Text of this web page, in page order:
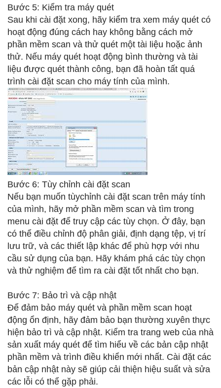
Bước 5: Kiểm tra máy quét
Sau khi cài đặt xong, hãy kiểm tra xem máy quét có
hoạt động đúng cách hay không bằng cách mở
phần mềm scan và thử quét một tài liệu hoặc ảnh
thử. Nếu máy quét hoạt động bình thường và tài
liệu được quét thành công, bạn đã hoàn tất quá
trình cài đặt scan cho máy tính của mình.
Bước 6: Tùy chỉnh cài đặt scan
Nếu bạn muốn tùychỉnh cài đặt scan trên máy tính
của mình, hãy mở phần mềm scan và tìm trong
menu cài đặt để truy cập các tùy chọn. Ở đây, bạn
có thể điều chỉnh độ phân giải, định dạng tệp, vị trí
lưu trữ, và các thiết lập khác để phù hợp với nhu
cầu sử dụng của bạn. Hãy khám phá các tùy chọn
và thử nghiệm để tìm ra cài đặt tốt nhất cho bạn.
Bước 7: Bảo trì và cập nhật
Để đảm bảo máy quét và phần mềm scan hoạt
động ổn định, hãy đảm bảo bạn thường xuyên thực
hiện bảo trì và cập nhật. Kiểm tra trang web của nhà
sản xuất máy quét để tìm hiểu về các bản cập nhật
phần mềm và trình điều khiển mới nhất. Cài đặt các
bản cập nhật này sẽ giúp cải thiện hiệu suất và sửa
các lỗi có thể gặp phải.